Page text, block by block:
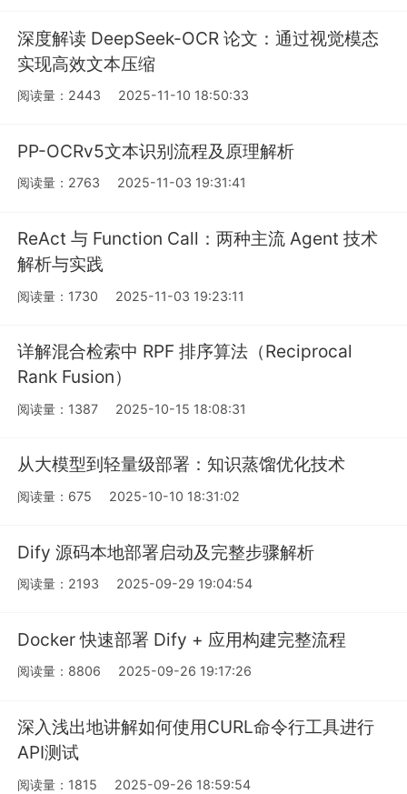
深度解读 DeepSeek-OCR 论文：通过视觉模态
实现高效文本压缩
阅读量：2443 2025-11-10 18:50:33
PP-OCRv5文本识别流程及原理解析
阅读量：2763 2025-11-03 19:31:41
ReAct 与 Function Call：两种主流 Agent 技术
解析与实践
阅读量：1730 2025-11-03 19:23:11
详解混合检索中 RPF 排序算法（Reciprocal
Rank Fusion）
阅读量：1387 2025-10-15 18:08:31
从大模型到轻量级部署：知识蒸馏优化技术
阅读量：675 2025-10-10 18:31:02
Dify 源码本地部署启动及完整步骤解析
阅读量：2193 2025-09-29 19:04:54
Docker 快速部署 Dify + 应用构建完整流程
阅读量：8806 2025-09-26 19:17:26
深入浅出地讲解如何使用CURL命令行工具进行
API测试
阅读量：1815 2025-09-26 18:59:54